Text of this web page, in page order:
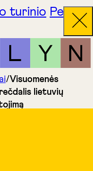
turinio Pereiti
/Visuomenės
lietuvių